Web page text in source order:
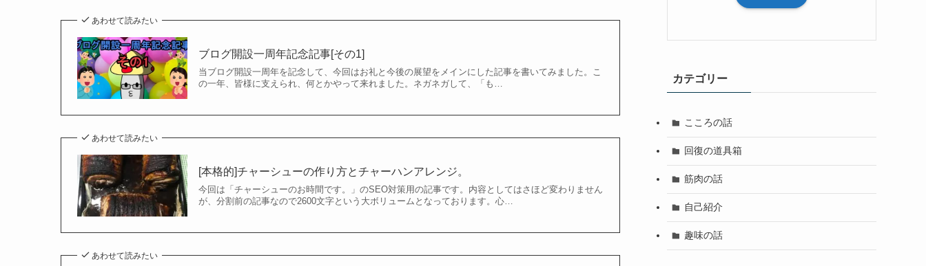
あわせて読みたい
ブログ開設一周年記念記事[その1]
当ブログ開設一周年を記念して、今回はお礼と今後の展望をメインにした記事を書いてみました。こ
の一年、皆様に支えられ、何とかやって来れました。ネガネガして、「も…
あわせて読みたい
[本格的]チャーシューの作り方とチャーハンアレンジ。
今回は「チャーシューのお時間です。」のSEO対策用の記事です。内容としてはさほど変わりません
が、分割前の記事なので2600文字という大ボリュームとなっております。心…
あわせて読みたい
カテゴリー
こころの話
回復の道具箱
筋肉の話
自己紹介
趣味の話